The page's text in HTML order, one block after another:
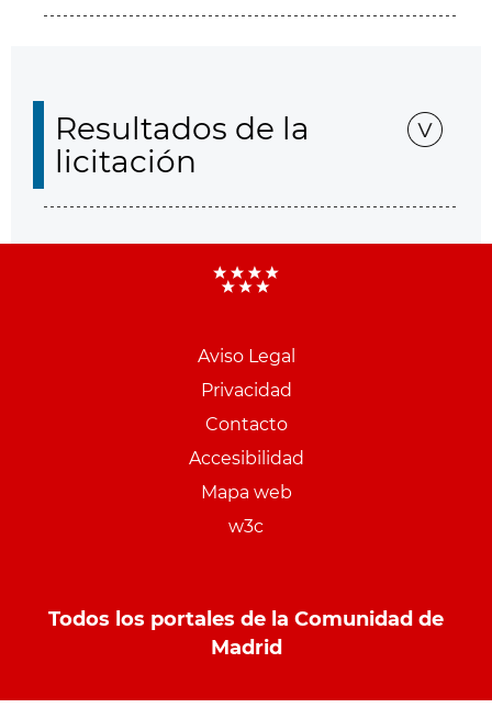
Resultados de la
licitación
Aviso Legal
Privacidad
Contacto
Accesibilidad
Mapa web
w3c
Todos los portales de la Comunidad de
Madrid